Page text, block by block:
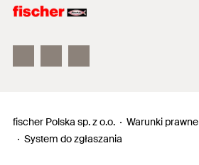
Electronic Solutions
fischer Polska sp. z o.o. Warunki prawne
System do zgłaszania